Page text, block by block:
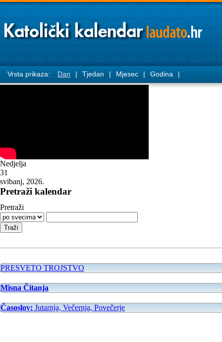
Vrsta prikaza: Dan | Tjedan | Mjesec | Godina |
Nedjelja
31
svibanj, 2026.
Pretraži kalendar
Pretraži
PRESVETO TROJSTVO
Misna Čitanja
Časoslov: Jutarnja, Večernja, Povečerje